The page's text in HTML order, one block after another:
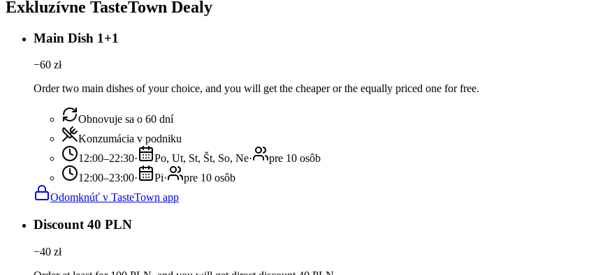
Exkluzívne TasteTown Dealy
Main Dish 1+1
−60 zł
Order two main dishes of your choice, and you will get the cheaper or the equally priced one for free.
Obnovuje sa o 60 dní
Konzumácia v podniku
12:00–22:30· Po, Ut, St, Št, So, Ne·
pre 10 osôb
12:00–23:00· Pi·
pre 10 osôb
Odomknúť v TasteTown app
Discount 40 PLN
−40 zł